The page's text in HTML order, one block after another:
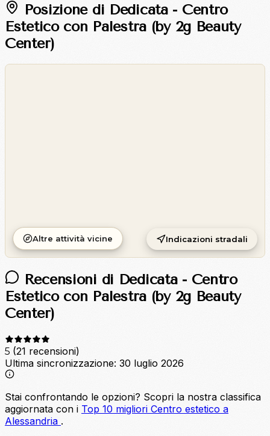
Posizione di Dedicata - Centro
Estetico con Palestra (by 2g Beauty
Center)
Altre attività vicine Indicazioni stradali
Recensioni di Dedicata - Centro
Estetico con Palestra (by 2g Beauty
Center)
5 (21 recensioni)
Ultima sincronizzazione: 30 luglio 2026
Stai confrontando le opzioni? Scopri la nostra classifica
aggiornata con i Top 10 migliori Centro estetico a
Alessandria .